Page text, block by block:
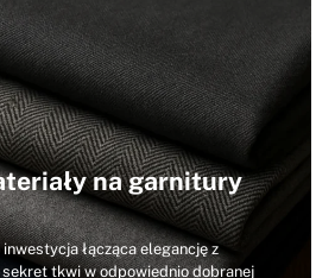
na garnitury
łącząca elegancję z
tkwi w odpowiednio dobranej